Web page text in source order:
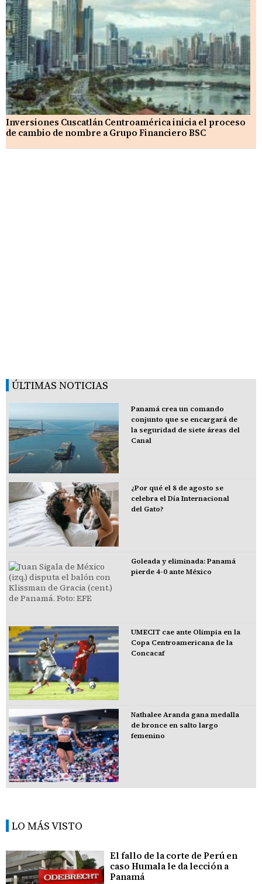
Inversiones Cuscatlán Centroamérica inicia el proceso
de cambio de nombre a Grupo Financiero BSC
ÚLTIMAS NOTICIAS
Panamá crea un comando
conjunto que se encargará de
la seguridad de siete áreas del
Canal
¿Por qué el 8 de agosto se
celebra el Día Internacional
del Gato?
Goleada y eliminada: Panamá
pierde 4-0 ante México
UMECIT cae ante Olimpia en la
Copa Centroamericana de la
Concacaf
Nathalee Aranda gana medalla
de bronce en salto largo
femenino
LO MÁS VISTO
El fallo de la corte de Perú en
caso Humala le da lección a
Panamá